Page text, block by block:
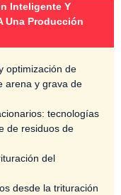
Inteligente Y
Una Producción
optimización de
arena y grava de
tecnologías
de residuos de
del
desde la trituración